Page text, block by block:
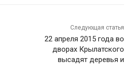
Следующая статья
22 апреля 2015 года во
дворах Крылатского
высадят деревья и